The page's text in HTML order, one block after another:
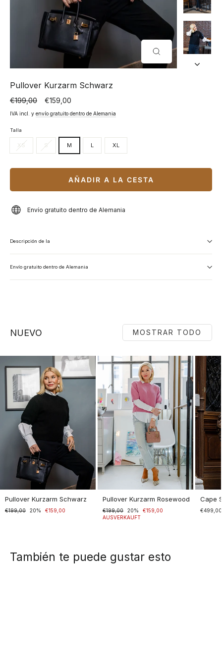
CERRAR
(ESC)
Pullover Kurzarm Schwarz
Precio
normal
€199,00
Precio
especial
€159,00
IVA incl. y envío gratuito dentro de Alemania
Talla
XS S M L XL
AÑADIR A LA CESTA
Envío gratuito dentro de Alemania
Descripción de la
Envío gratuito dentro de Alemania
NUEVO MOSTRAR TODO
Pullover Kurzarm Schwarz
Normaler
€199,00
Sonderpreis20% €159,00
Pullover Kurzarm Rosewood
Normaler
Preis
€199,00
Sonderpreis20%
€159,00
AUSVERKAUFT
Cape
€499,00
También te puede gustar esto